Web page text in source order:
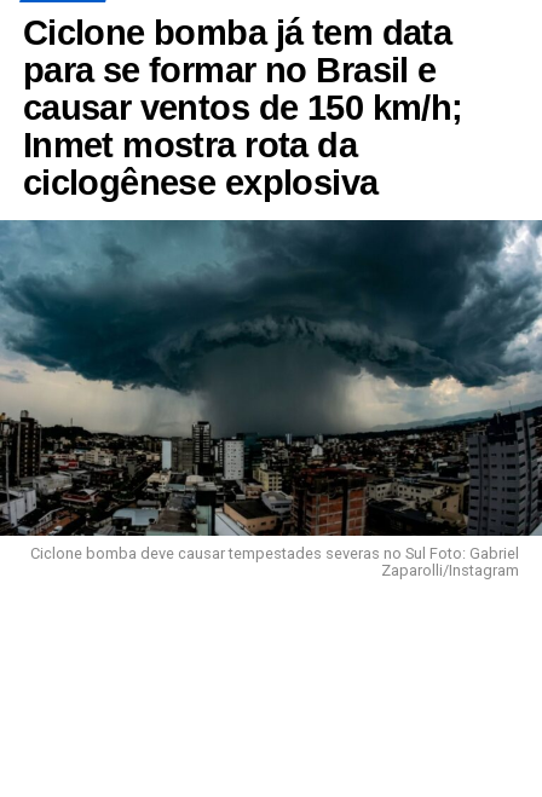
Ciclone bomba já tem data
para se formar no Brasil e
causar ventos de 150 km/h;
Inmet mostra rota da
ciclogênese explosiva
Ciclone bomba deve causar tempestades severas no Sul Foto: Gabriel
Zaparolli/Instagram